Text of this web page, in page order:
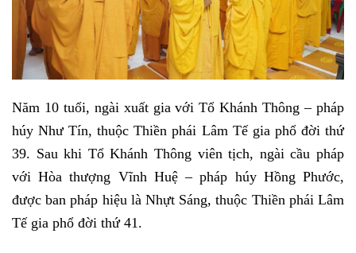
Năm 10 tuổi, ngài xuất gia với Tổ Khánh Thông – pháp
húy Như Tín, thuộc Thiền phái Lâm Tế gia phổ đời thứ
39. Sau khi Tổ Khánh Thông viên tịch, ngài cầu pháp
với Hòa thượng Vĩnh Huệ – pháp húy Hồng Phước,
được ban pháp hiệu là Nhựt Sáng, thuộc Thiền phái Lâm
Tế gia phổ đời thứ 41.